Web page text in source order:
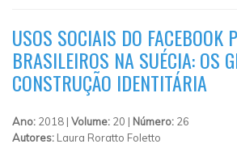
USOS SOCIAIS DO FACEBOOK
BRASILEIROS NA SUÉCIA: OS
CONSTRUÇÃO IDENTITÁRIA
Ano: 2018 | Volume: 20 | Número: 26
Autores: Laura Roratto Foletto